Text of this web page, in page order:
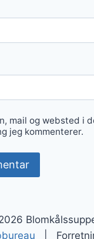
mail og websted i
jeg kommenterer.
|